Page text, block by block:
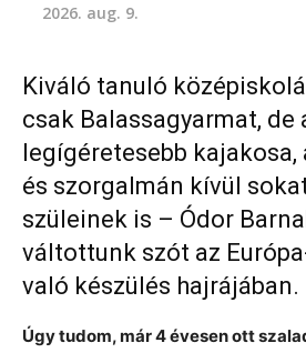
2026. aug. 9.
Kiváló tanuló
csak Balassagyarmat, de
legígéretesebb
és szorgalmán kívül
szüleinek is – Ódor
váltottunk szót az
való készülés hajrájában.
Úgy tudom, már 4 évesen ott